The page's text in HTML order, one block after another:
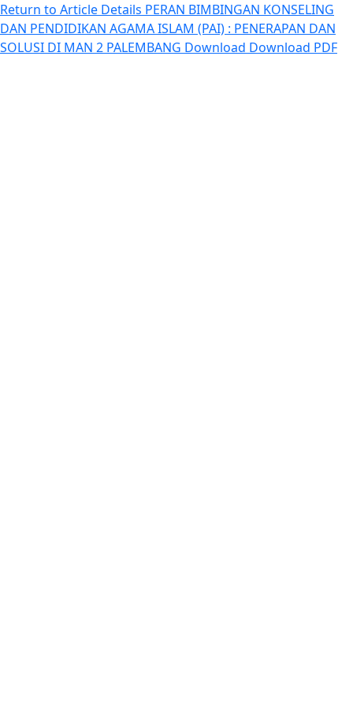
Return to Article Details PERAN BIMBINGAN KONSELING
DAN PENDIDIKAN AGAMA ISLAM (PAI) : PENERAPAN DAN
SOLUSI DI MAN 2 PALEMBANG Download Download PDF